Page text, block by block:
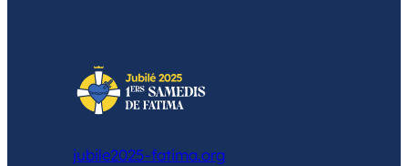
jubile2025-fatima.org